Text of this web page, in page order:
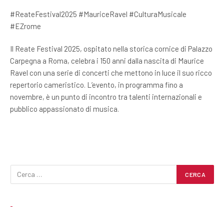
#ReateFestival2025 #MauriceRavel #CulturaMusicale
#EZrome
Il Reate Festival 2025, ospitato nella storica cornice di Palazzo
Carpegna a Roma, celebra i 150 anni dalla nascita di Maurice
Ravel con una serie di concerti che mettono in luce il suo ricco
repertorio cameristico. L’evento, in programma fino a
novembre, è un punto di incontro tra talenti internazionali e
pubblico appassionato di musica.